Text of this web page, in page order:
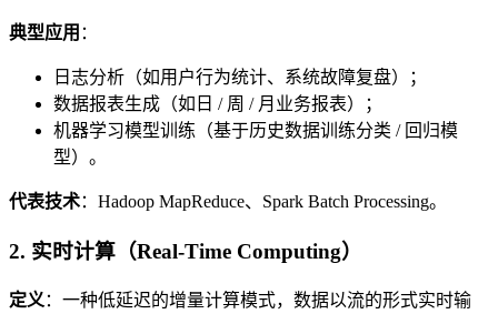
典型应用 ：
日志分析（如用户行为统计、系统故障复盘）；
数据报表生成（如日 / 周 / 月业务报表）；
机器学习模型训练（基于历史数据训练分类 / 回归模
型）。
代表技术：Hadoop MapReduce、Spark Batch Processing。
2. 实时计算（Real-Time Computing）
定义 ：一种低延迟的增量计算模式，数据以流的形式实时输